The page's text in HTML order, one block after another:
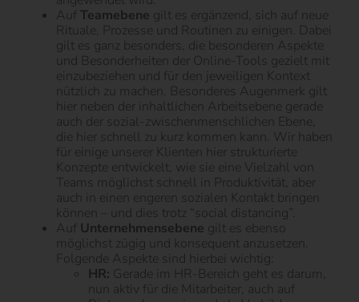
Auf Teamebene gilt es ergänzend, sich auf neue
Rituale, Prozesse und Routinen zu einigen. Dabei
gilt es ganz besonders, die besonderen Aspekte
und Besonderheiten der Online-Tools gezielt mit
einzubeziehen und für den jeweiligen Kontext
nützlich zu machen. Besonderes Augenmerk gilt
hier neben der inhaltlichen Arbeitsebene gerade
auch der sozial-zwischenmenschlichen Ebene,
die hier schnell zu kurz kommen kann. Wir haben
für einige unserer Klienten hier strukturierte
Konzepte entwickelt, wie sie eine Vielzahl von
Teams möglichst schnell in Produktivität, aber
auch in einen engeren sozialen Kontakt bringen
können – und dies trotz “social distancing”.
Auf Unternehmensebene gilt es ebenso
möglichst zügig und konsequent anzusetzen.
Folgende Aspekte sind hierbei wichtig:
HR: Gerade im HR-Bereich geht es darum,
nun aktiv für die Mitarbeiter, auch auf